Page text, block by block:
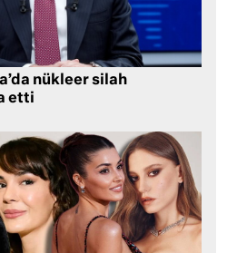
nükleer silah
etti